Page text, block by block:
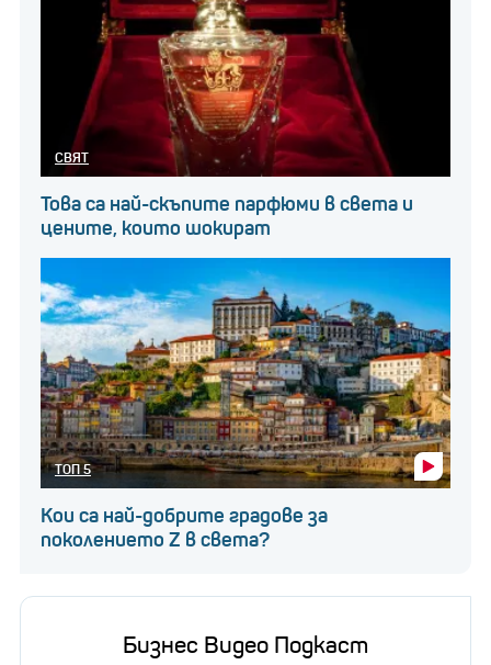
СВЯТ
Това са най-скъпите парфюми в света и
цените, които шокират
ТОП 5
Кои са най-добрите градове за
поколението Z в света?
Бизнес Видео Подкаст